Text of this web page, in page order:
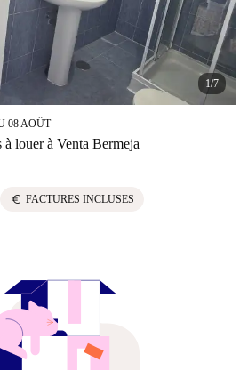
1/7
08 AOÛT
louer à Venta Bermeja
euro FACTURES INCLUSES